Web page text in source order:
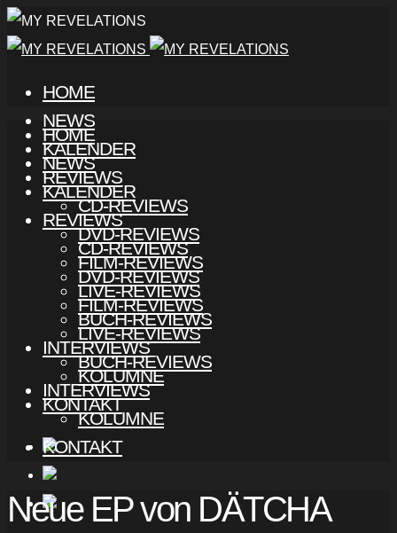
HOME
NEWS
KALENDER
REVIEWS
CD-REVIEWS
DVD-REVIEWS
FILM-REVIEWS
LIVE-REVIEWS
BUCH-REVIEWS
INTERVIEWS
KOLUMNE
KONTAKT
HOME
NEWS
KALENDER
REVIEWS
CD-REVIEWS
DVD-REVIEWS
FILM-REVIEWS
LIVE-REVIEWS
BUCH-REVIEWS
INTERVIEWS
KOLUMNE
KONTAKT
Neue EP von DÄTCHA